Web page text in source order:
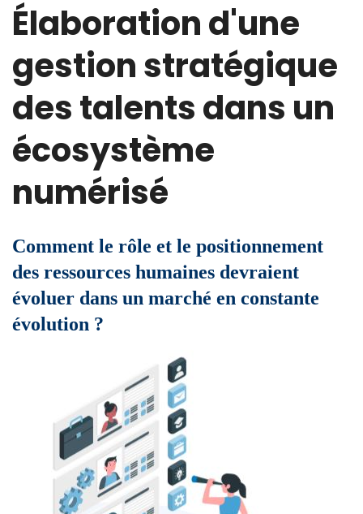
Élaboration d'une
gestion stratégique
des talents dans un
écosystème
numérisé
Comment le rôle et le positionnement
des ressources humaines devraient
évoluer dans un marché en constante
évolution ?